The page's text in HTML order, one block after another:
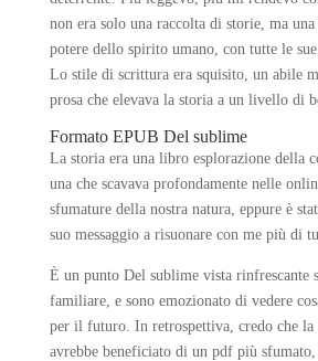
non era solo una raccolta di storie, ma
potere dello spirito umano, con tutte le
Lo stile di scrittura era squisito, un abile
prosa che elevava la storia a un livello di
Formato EPUB Del sublime
La storia era una libro esplorazione della
una che scavava profondamente nelle
sfumature della nostra natura, eppure è
suo messaggio a risuonare con me più di
È un punto Del sublime vista rinfrescante
familiare, e sono emozionato di vedere
per il futuro. In retrospettiva, credo che la
avrebbe beneficiato di un pdf più sfumato,